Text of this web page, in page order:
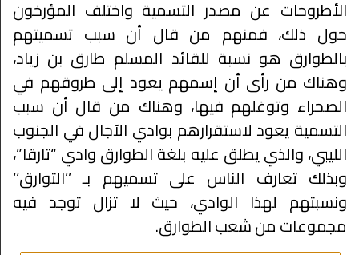
الأطروحات عن مصدر التسمية واختلف المؤرخون
حول ذلك، فمنهم من قال أن سبب تسميتهم
بالطوارق هو نسبة للقائد المسلم طارق بن زياد،
وهناك من رأى أن إسمهم يعود إلى طروقهم في
الصحراء وتوغلهم فيها، وهناك من قال أن سبب
التسمية يعود لاستقرارهم بوادي الآجال في الجنوب
الليبي، والذي يطلق عليه بلغة الطوارق وادي “تارقا”،
وبذلك تعارف الناس على تسميهم بـ ’’التوارق‘‘
ونسبتهم لهذا الوادي، حيث لا تزال توجد فيه
مجموعات من شعب الطوارق.